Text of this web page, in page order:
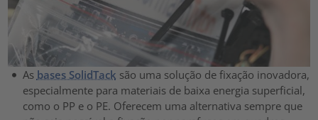
As bases SolidTack são uma solução de fixação inovadora,
especialmente para materiais de baixa energia superficial,
como o PP e o PE. Oferecem uma alternativa sempre que